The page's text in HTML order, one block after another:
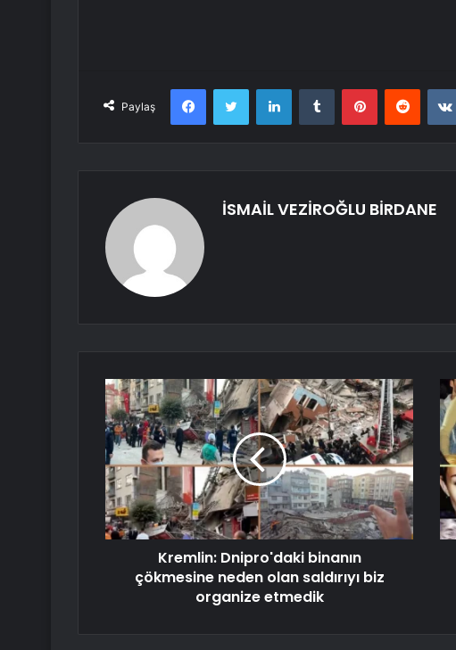
Paylaş
FacebookTwitter LinkedInTumblr PinterestReddit
İSMAİL VEZİROĞLU BİRDANE
Kremlin: Dnipro'daki binanın
çökmesine neden olan saldırıyı biz
organize etmedik